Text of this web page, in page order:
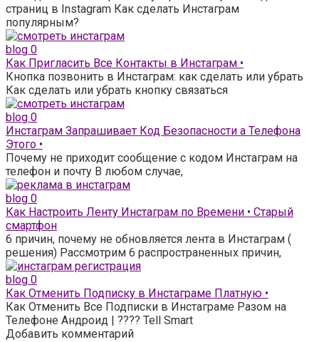
страниц в Instagram Как сделать Инстаграм
популярным?
blog 0
Как Пригласить Все Контакты в Инстаграм •
Кнопка позвонить в Инстаграм: как сделать или убрать
Как сделать или убрать кнопку связаться
blog 0
Инстаграм Запрашивает Код Безопасности а Телефона
Этого •
Почему не приходит сообщение с кодом Инстаграм на
телефон и почту В любом случае,
blog 0
Как Настроить Ленту Инстаграм по Времени • Старый
смартфон
6 причин, почему не обновляется лента в Инстаграм (
решения) Рассмотрим 6 распространенных причин,
blog 0
Как Отменить Подписку в Инстаграме Платную •
Как Отменить Все Подписки в Инстаграме Разом на
Телефоне Андроид | ???? Tell Smart
Добавить комментарий